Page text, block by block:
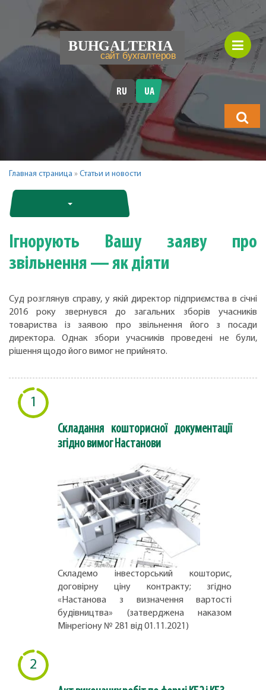
RU UA
Главная страница » Статьи и новости
Ігнорують Вашу заяву про
звільнення — як діяти
Суд розглянув справу, у якій директор підприємства в січні
2016 року звернувся до загальних зборів учасників
товариства із заявою про звільнення його з посади
директора. Однак збори учасників проведені не були,
рішення щодо його вимог не прийнято.
1
Складання кошторисної документації
згідно вимог Настанови
Складемо інвесторський кошторис,
договірну ціну контракту; згідно
«Настанова з визначення вартості
будівництва» (затверджена наказом
Мінрегіону № 281 від 01.11.2021)
2